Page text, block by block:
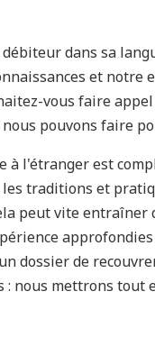
dans sa
et
vous faire
pouvons faire
à l'étranger est
traditions et
peut vite
dossier de
: nous mettrons